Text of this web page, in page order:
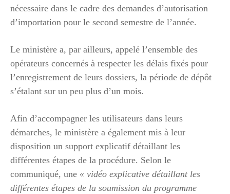
nécessaire dans le cadre des demandes d’autorisation
d’importation pour le second semestre de l’année.
Le ministère a, par ailleurs, appelé l’ensemble des
opérateurs concernés à respecter les délais fixés pour
l’enregistrement de leurs dossiers, la période de dépôt
s’étalant sur un peu plus d’un mois.
Afin d’accompagner les utilisateurs dans leurs
démarches, le ministère a également mis à leur
disposition un support explicatif détaillant les
différentes étapes de la procédure. Selon le
communiqué, une « vidéo explicative détaillant les
différentes étapes de la soumission du programme